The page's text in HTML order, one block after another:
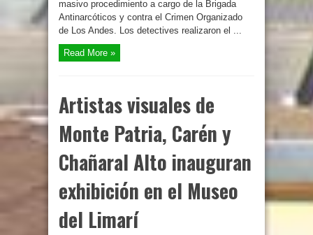
masivo procedimiento a cargo de la Brigada
Antinarcóticos y contra el Crimen Organizado
de Los Andes. Los detectives realizaron el ...
Read More »
Artistas visuales de
Monte Patria, Carén y
Chañaral Alto inauguran
exhibición en el Museo
del Limarí